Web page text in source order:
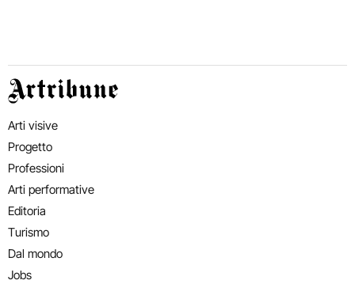
Artribune
Arti visive
Progetto
Professioni
Arti performative
Editoria
Turismo
Dal mondo
Jobs